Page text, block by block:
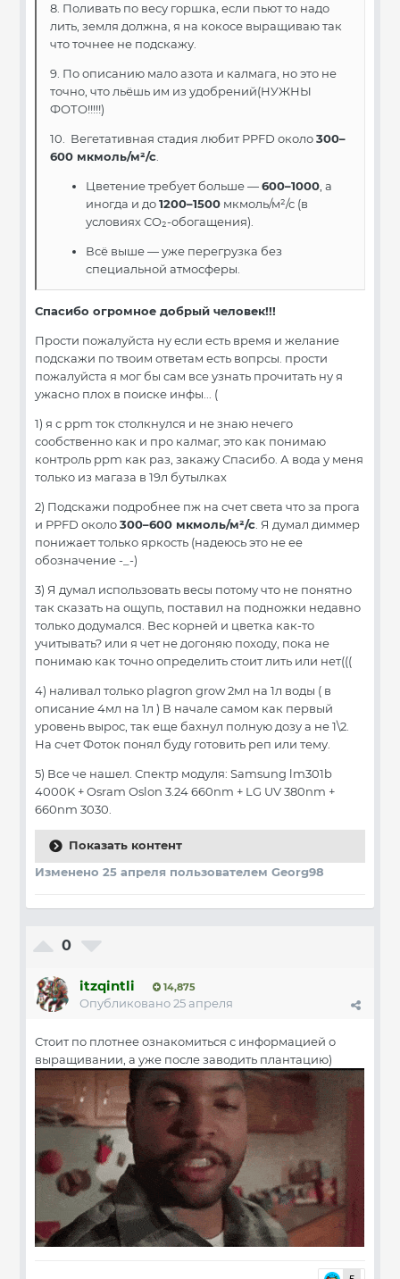
8. Поливать по весу горшка, если пьют то надо
лить, земля должна, я на кокосе выращиваю так
что точнее не подскажу.
9. По описанию мало азота и калмага, но это не
точно, что льёшь им из удобрений(НУЖНЫ
ФОТО!!!!!)
10. Вегетативная стадия любит PPFD около300–
600 мкмоль/м²/с.
Цветение требует больше —600–1000, а
иногда и до1200–1500 мкмоль/м²/с (в
условиях CO₂-обогащения).
Всё выше — уже перегрузка без
специальной атмосферы.
Спасибо огромное добрый человек!!!
Прости пожалуйста ну если есть время и желание
подскажи по твоим ответам есть вопрсы. прости
пожалуйста я мог бы сам все узнать прочитать ну я
ужасно плох в поиске инфы... (
1) я с ppm ток столкнулся и не знаю нечего
сообственно как и про калмаг, это как понимаю
контроль ppm как раз, закажу Спасибо. А вода у меня
только из магаза в 19л бутылках
2) Подскажи подробнее пж на счет света что за прога
и PPFD около300–600 мкмоль/м²/с. Я думал диммер
понижает только яркость (надеюсь это не ее
обозначение -_-)
3) Я думал использовать весы потому что не понятно
так сказать на ощупь, поставил на подножки недавно
только додумался. Вес корней и цветка как-то
учитывать? или я чет не догоняю походу, пока не
понимаю как точно определить стоит лить или нет(((
4) наливал только plagron grow 2мл на 1л воды ( в
описание 4мл на 1л ) В начале самом как первый
уровень вырос, так еще бахнул полную дозу а не 1\2.
На счет Фоток понял буду готовить реп или тему.
5) Все че нашел. Спектр модуля: Samsung lm301b
4000K + Osram Oslon 3.24 660nm + LG UV 380nm +
660nm 3030.
Показать контент
Изменено 25 апреля пользователем Georg98
0
itzqintli 14,875
Опубликовано25 апреля
Стоит по плотнее ознакомиться с информацией о
выращивании, а уже после заводить плантацию)